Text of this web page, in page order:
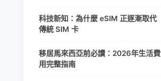
科技新知：為什麼 eSIM 正逐漸取代
傳統 SIM 卡
移居馬來西亞前必讀：2026年生活費
用完整指南